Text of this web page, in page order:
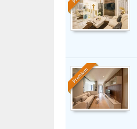
Premium